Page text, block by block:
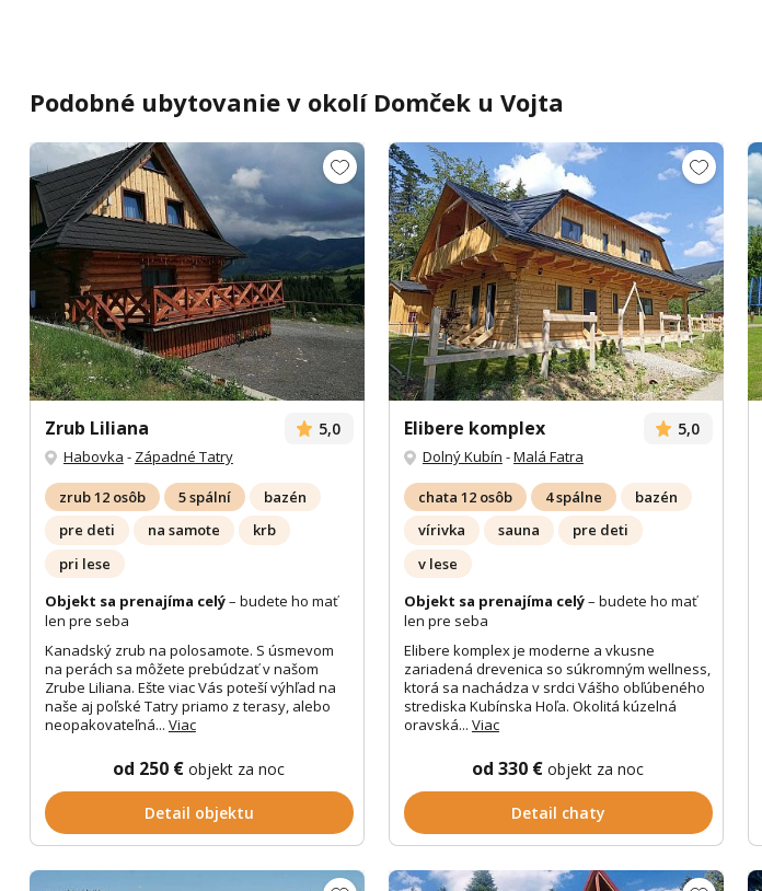
Podobné ubytovanie v okolí Domček u Vojta
Zrub Liliana 5,0
Habovka - Západné Tatry
zrub 12 osôb 5 spální
bazén
pre deti
na samote
krb
pri lese
Objekt sa prenajíma celý– budete ho mať
len pre seba
Kanadský zrub na polosamote. S úsmevom
na perách sa môžete prebúdzať v našom
Zrube Liliana. Ešte viac Vás poteší výhľad na
naše aj poľské Tatry priamo z terasy, alebo
neopakovateľná... Viac
od 250 €objekt za noc
Detail objektu
Elibere komplex 5,0
Dolný Kubín -Malá Fatra
chata 12 osôb 4 spálne
bazén
vírivka
sauna
pre deti
v lese
Objekt sa prenajíma celý– budete ho mať
len pre seba
Elibere komplex je moderne a vkusne
zariadená drevenica so súkromným wellness,
ktorá sa nachádza v srdci Vášho obľúbeného
strediska Kubínska Hoľa. Okolitá kúzelná
oravská... Viac
od 330 €objekt za noc
Detail chaty